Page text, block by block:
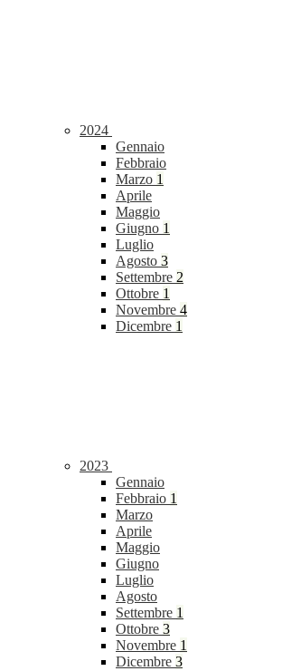
2024
Gennaio
Febbraio
Marzo 1
Aprile
Maggio
Giugno 1
Luglio
Agosto 3
Settembre 2
Ottobre 1
Novembre 4
Dicembre 1
2023
Gennaio
Febbraio 1
Marzo
Aprile
Maggio
Giugno
Luglio
Agosto
Settembre 1
Ottobre 3
Novembre 1
Dicembre 3